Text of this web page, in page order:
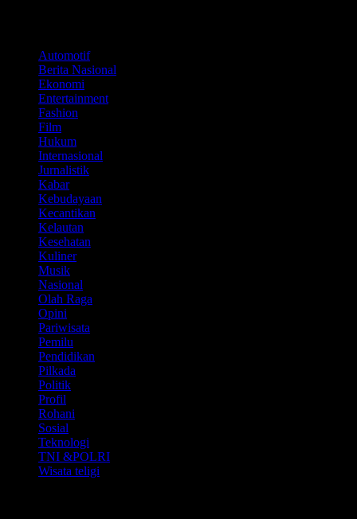
Automotif
Berita Nasional
Ekonomi
Entertainment
Fashion
Film
Hukum
Internasional
Jurnalistik
Kabar
Kebudayaan
Kecantikan
Kelautan
Kesehatan
Kuliner
Musik
Nasional
Olah Raga
Opini
Pariwisata
Pemilu
Pendidikan
Pilkada
Politik
Profil
Rohani
Sosial
Teknologi
TNI &POLRI
Wisata teligi